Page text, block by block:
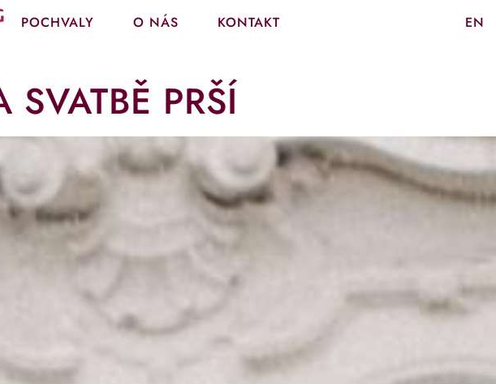
POCHVALY O NÁS KONTAKT EN
PRŠÍ